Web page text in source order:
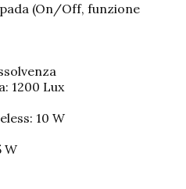
(On/Off, funzione
1200 Lux
10 W
W